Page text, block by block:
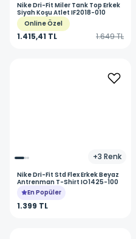
NikeDri-Fit Miler Tank Top Erkek
Siyah Koşu Atlet IF2018-010
Online Özel
1.415,41 TL 1.649 TL
+3 Renk
NikeDri-Fit Std Flex Erkek Beyaz
Antrenman T-Shirt IO1425-100
En Popüler
1.399 TL